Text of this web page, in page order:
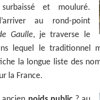
et mouluré.
au rond-point
Gaulle, je traverse le
lequel le traditionnel
la longue liste des
la France.